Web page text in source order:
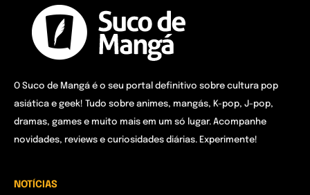
O Suco de Mangá é o seu portal definitivo sobre cultura pop
asiática e geek! Tudo sobre animes, mangás, K-pop, J-pop,
dramas, games e muito mais em um só lugar. Acompanhe
novidades, reviews e curiosidades diárias. Experimente!
NOTÍCIAS